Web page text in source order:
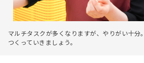
マルチタスクが多くなりますが、やりがい十分
つくっていきましょう。